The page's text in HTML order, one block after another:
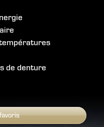
de denture